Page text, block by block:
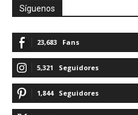
Síguenos
23,683 Fans
5,321 Seguidores
1,844 Seguidores